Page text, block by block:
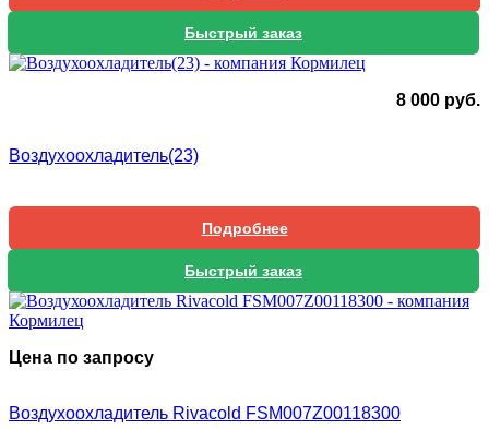
Быстрый заказ
8 000 руб.
Воздухоохладитель(23)
Подробнее
Быстрый заказ
Цена по запросу
Воздухоохладитель Rivacold FSM007Z00118300